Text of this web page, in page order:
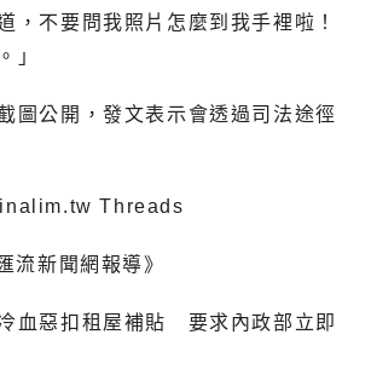
，不要問我照片怎麼到我手裡啦！
」
圖公開，發文表示會透過司法途徑
Threads
流新聞網報導》
血惡扣租屋補貼 要求內政部立即